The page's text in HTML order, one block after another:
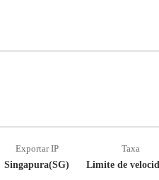
Exportar IP
Singapura(SG)
Taxa
Limite de